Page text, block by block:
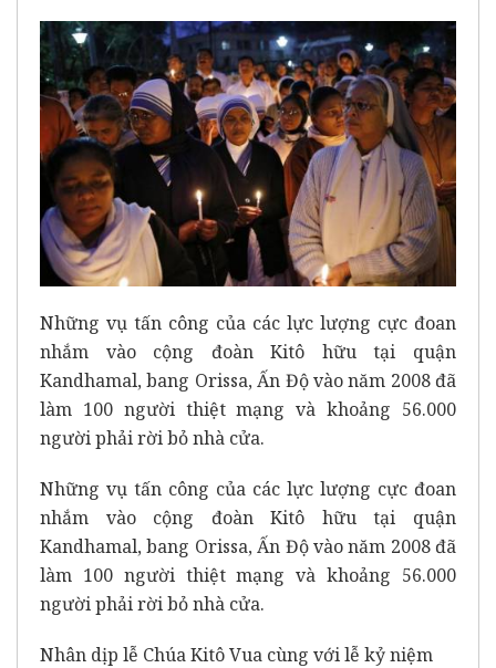
Những vụ tấn công của các lực lượng cực đoan
nhắm vào cộng đoàn Kitô hữu tại quận
Kandhamal, bang Orissa, Ấn Độ vào năm 2008 đã
làm 100 người thiệt mạng và khoảng 56.000
người phải rời bỏ nhà cửa.
Những vụ tấn công của các lực lượng cực đoan
nhắm vào cộng đoàn Kitô hữu tại quận
Kandhamal, bang Orissa, Ấn Độ vào năm 2008 đã
làm 100 người thiệt mạng và khoảng 56.000
người phải rời bỏ nhà cửa.
Nhân dịp lễ Chúa Kitô Vua cùng với lễ kỷ niệm